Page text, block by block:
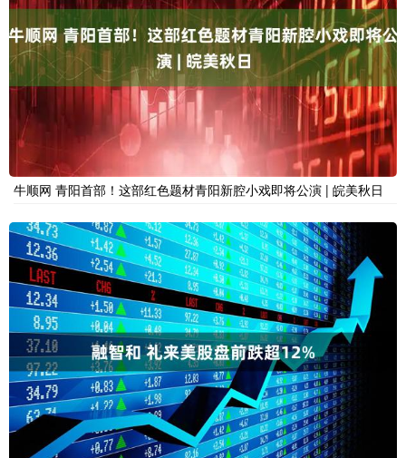
牛顺网 青阳首部！这部红色题材青阳新腔小戏即将公演 | 皖美秋日